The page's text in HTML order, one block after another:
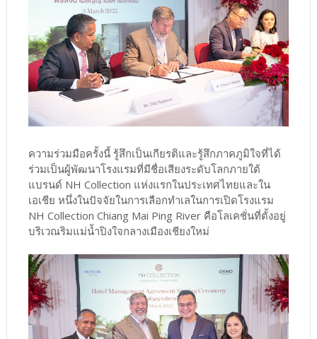
ความร่วมมือครั้งนี้ รู้สึกเป็นเกียรติและรู้สึกภาคภูมิใจที่ได้
ร่วมเป็นผู้พัฒนาโรงแรมที่มีชื่อเสียงระดับโลกภายใต้
แบรนด์ NH Collection แห่งแรกในประเทศไทยและใน
เอเชีย หนึ่งในปัจจัยในการเลือกทำเลในการเปิดโรงแรม
NH Collection Chiang Mai Ping River คือโลเคชั่นที่ตั้งอยู่
บริเวณริมแม่น้ำปิงใจกลางเมืองเชียงใหม่